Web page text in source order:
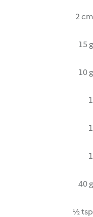
2 cm
15 g
10 g
1
1
1
40 g
½ tsp